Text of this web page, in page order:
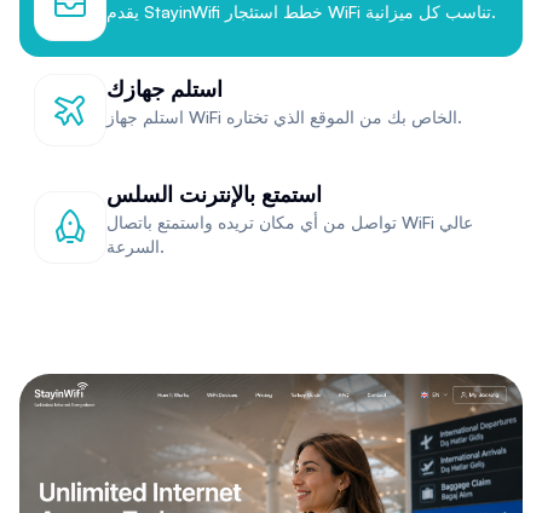
يقدم StayinWifi خطط استئجار WiFi تناسب كل ميزانية.
استلم جهازك
استلم جهاز WiFi الخاص بك من الموقع الذي تختاره.
استمتع بالإنترنت السلس
تواصل من أي مكان تريده واستمتع باتصال WiFi عالي
السرعة.